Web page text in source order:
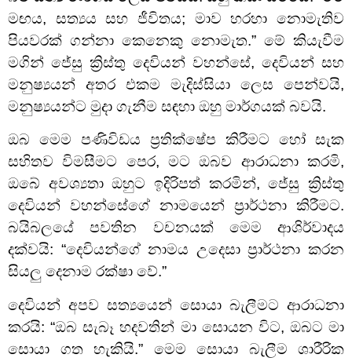
මඟය, සත්‍යය සහ ජීවිතය; මාව හරහා නොමැතිව
පියවරක් ගන්නා කෙනෙකු නොමැත.” මේ කියැවීම
මගින් ජේසු ක්‍රිස්තු දෙවියන් වහන්සේ, දෙවියන් සහ
මනුෂ්‍යයන් අතර එකම මැදිස්සියා ලෙස පෙන්වයි,
මනුෂ්‍යයන්ට මුදා ගැනීම සඳහා ඔහු මාර්ගයක් බවයි.
ඔබ මෙම පණිවිඩය ප්‍රතික්ෂේප කිරීමට හෝ සැක
සහිතව විමසීමට පෙර, මට ඔබව ආරාධනා කරමි,
ඔබේ අවශ්‍යතා ඔහුට ඉදිරිපත් කරමින්, ජේසු ක්‍රිස්තු
දෙවියන් වහන්සේගේ නාමයෙන් ප්‍රාර්ථනා කිරීමට.
බයිබලයේ පවතින වචනයක් මෙම ආශිර්වාදය
දක්වයි: “දෙවියන්ගේ නාමය උදෙසා ප‍්‍රාර්ථනා කරන
සියලු දෙනාම රක්ෂා වේ.”
දෙවියන් අපව සත්‍යයෙන් සොයා බැලීමට ආරාධනා
කරයි: “ඔබ සැබෑ හදවතින් මා සොයන විට, ඔබට මා
සොයා ගත හැකියි.” මෙම සොයා බැලීම ශාරීරික